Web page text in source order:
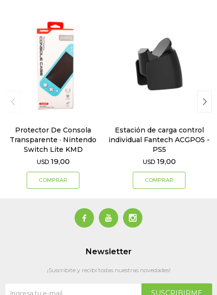
Protector De Consola
Transparente · Nintendo
Switch Lite KMD
USD 19,00
Estación de carga control
individual Fantech ACGPO5 -
PS5
USD 19,00
  
Newsletter
¡Suscribite y recibí todas nuestras novedades!
SUSCRIBIRME